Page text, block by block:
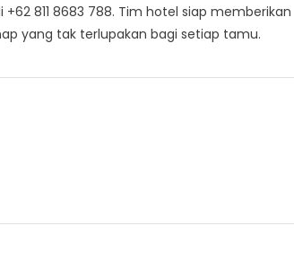
811 8683 788. Tim hotel siap memberikan
yang tak terlupakan bagi setiap tamu.